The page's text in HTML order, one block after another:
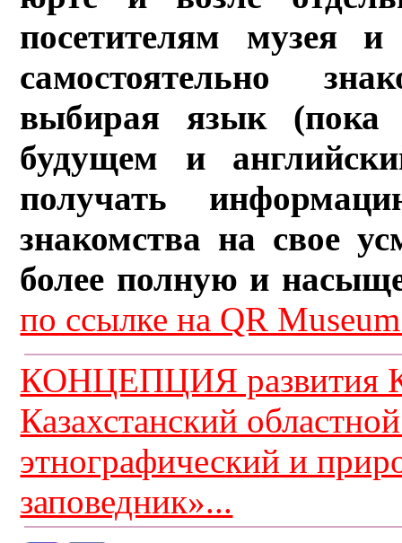
посетителям музея и
самостоятельно
выбирая язык (пока
будущем и
получать
знакомства на свое
более полную и
по ссылке на QR
КОНЦЕПЦИЯ развития
Казахстанский
этнографический и
заповедник»...